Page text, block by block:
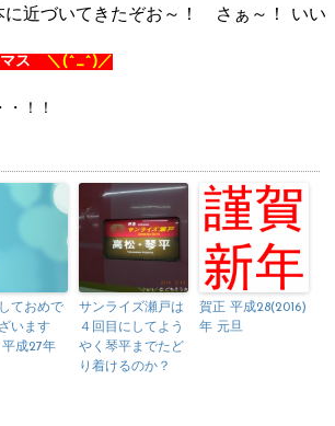
に近づいてきたぞお～！ さぁ～！ いい
マス ＼(^_^)／
！！
ておめで
います
平成27年
サンライズ瀬戸は
４回目にしてよう
やく琴平までたど
り着けるのか？
賀正 平成28(2016)
年 元旦